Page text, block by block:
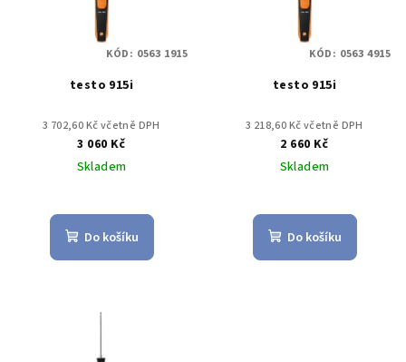
testo 915i
3 702,60 Kč včetně DPH
3 060 Kč
Skladem
Do košíku
KÓD: 0563 1915
testo 915i
3 218,60 Kč včetně DPH
2 660 Kč
Skladem
Do košíku
KÓD: 0563 4915